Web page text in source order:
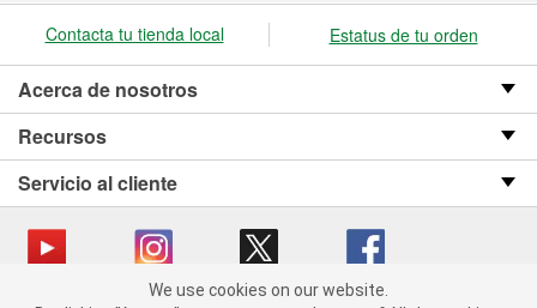
We use cookies on our website. By clicking "Accept", you consent
Contacta tu tienda local Estatus de tu orden
Acerca de nosotros
Recursos
Servicio al cliente
We use cookies on our website.